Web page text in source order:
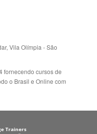
Vila Olímpia - São
fornecendo cursos de
o Brasil e Online com